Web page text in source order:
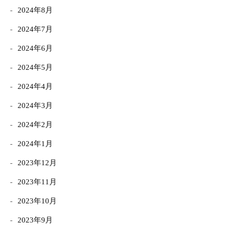
2024年8月
2024年7月
2024年6月
2024年5月
2024年4月
2024年3月
2024年2月
2024年1月
2023年12月
2023年11月
2023年10月
2023年9月